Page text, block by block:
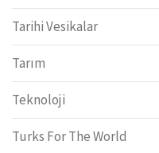
Tarihi Vesikalar
Tarım
Teknoloji
Turks For The World